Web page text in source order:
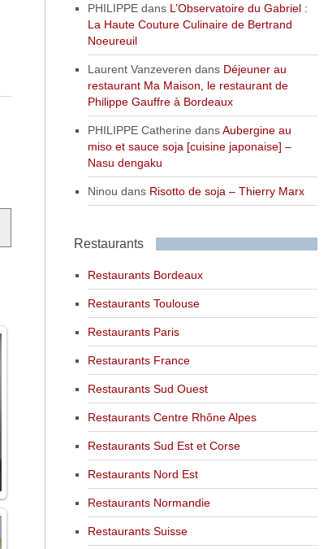
PHILIPPEdans L’Observatoire du Gabriel :
La Haute Couture Culinaire de Bertrand
Noeureuil
Laurent Vanzeveren dans Déjeuner au
restaurant Ma Maison, le restaurant de
Philippe Gauffre à Bordeaux
PHILIPPE Catherine dansAubergine au
miso et sauce soja [cuisine japonaise] –
Nasu dengaku
Ninou dans Risotto de soja – Thierry Marx
Restaurants
Restaurants Bordeaux
Restaurants Toulouse
Restaurants Paris
Restaurants France
Restaurants Sud Ouest
Restaurants Centre Rhône Alpes
Restaurants Sud Est et Corse
Restaurants Nord Est
Restaurants Normandie
Restaurants Suisse